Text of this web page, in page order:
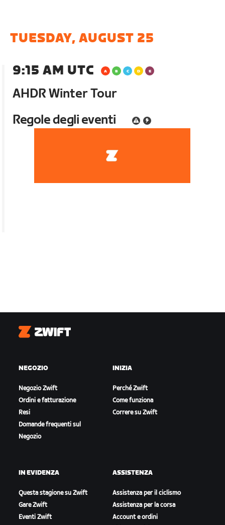
TUESDAY, AUGUST 25
9:15 AM UTC
AHDR Winter Tour
Regole degli eventi
Zwift
NEGOZIO
Negozio Zwift
Ordini e fatturazione
Resi
Domande frequenti sul
Negozio
INIZIA
Perché Zwift
Come funziona
Correre su Zwift
IN EVIDENZA
Questa stagione su Zwift
Gare Zwift
Eventi Zwift
ASSISTENZA
Assistenza per il ciclismo
Assistenza per la corsa
Account e ordini